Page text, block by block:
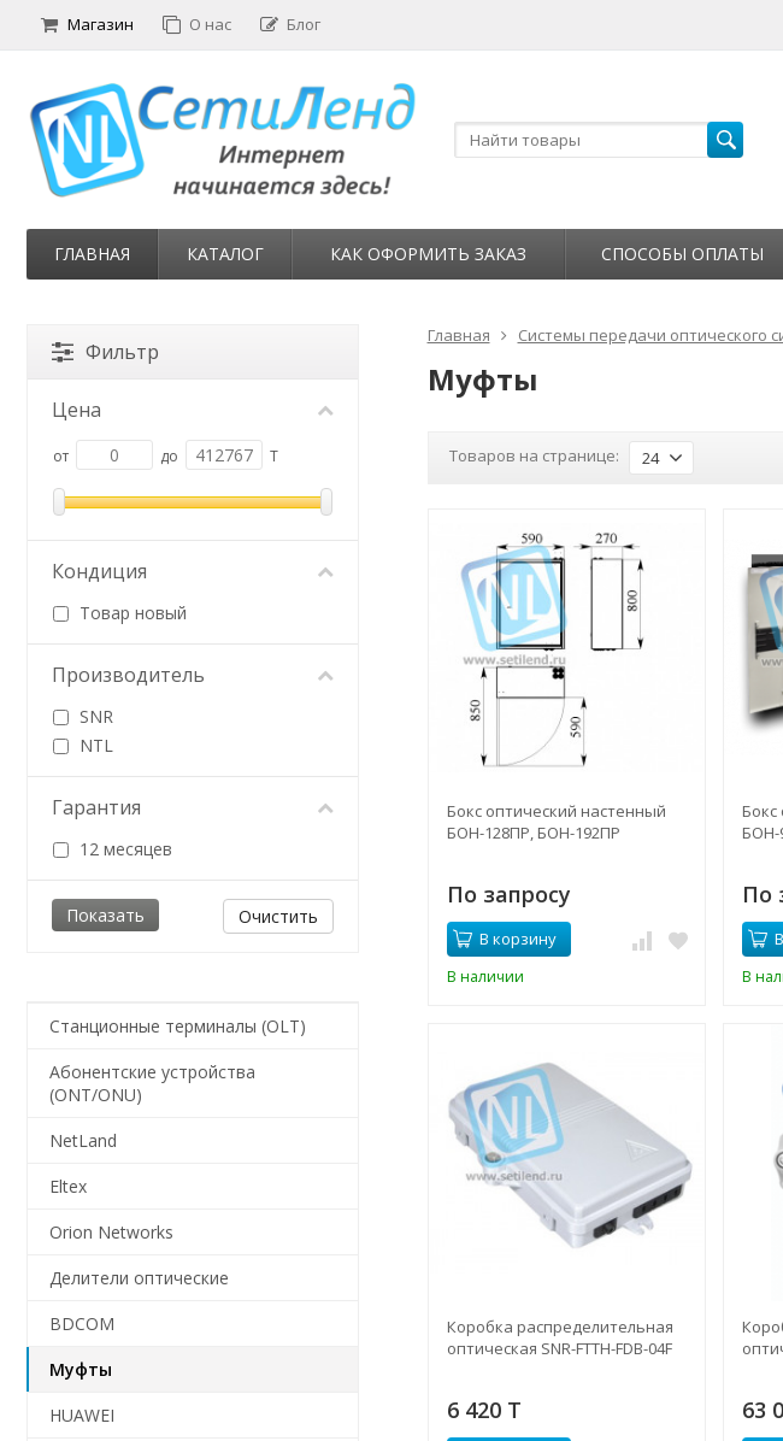
Магазин О нас Блог
ГЛАВНАЯ КАТАЛОГ КАК ОФОРМИТЬ ЗАКАЗ СПОСОБЫ ОПЛАТЫ
Главная Системы передачи оптического
Муфты
Товаров на странице: 24
Бокс оптический настенный
БОН-128ПР, БОН-192ПР
По запросу
В корзину
В наличии
БОН-
По
В
Коробка распределительная
оптическая SNR-FTTH-FDB-04F
6 420 T 63
Фильтр
Цена
от до T
Кондиция
Товар новый
Производитель
SNR
NTL
Гарантия
12 месяцев
Очистить
Станционные терминалы (OLT)
Абонентские устройства
(ONT/ONU)
NetLand
Eltex
Orion Networks
Делители оптические
BDCOM
Муфты
HUAWEI